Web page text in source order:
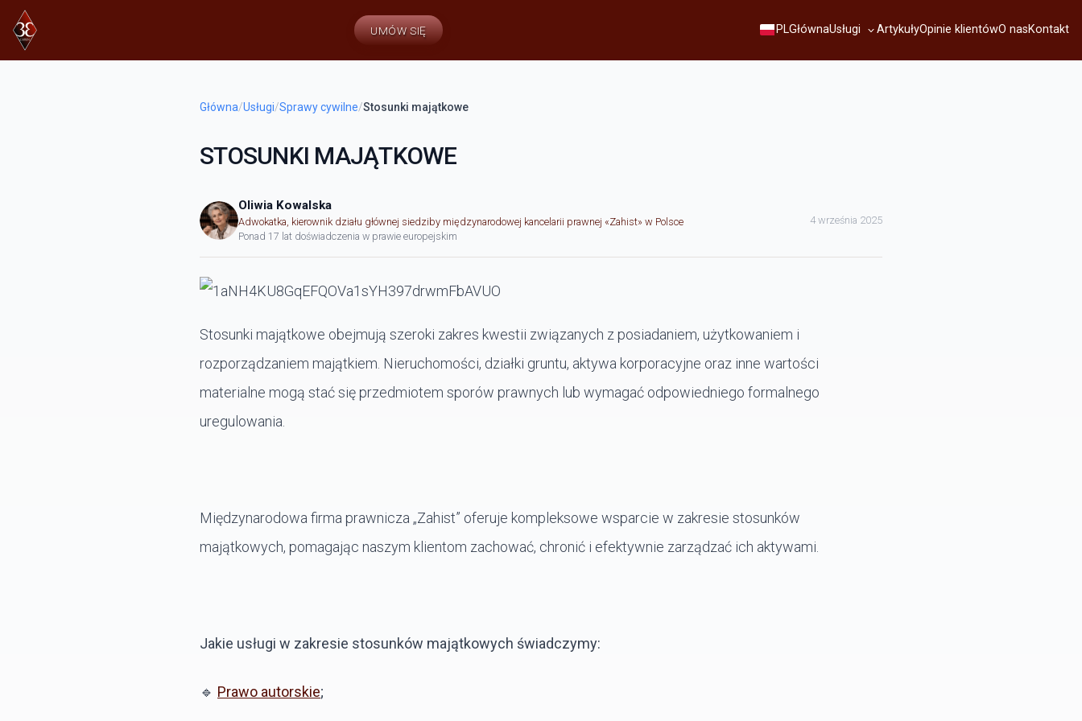
UMÓW SIĘ PLGłównaUsługi ArtykułyOpinie klientówO nasKontakt
Główna/Usługi/Sprawy cywilne/Stosunki majątkowe
STOSUNKI MAJĄTKOWE
Oliwia Kowalska
Adwokatka, kierownik działu głównej siedziby międzynarodowej kancelarii prawnej «Zahist» w Polsce
Ponad 17 lat doświadczenia w prawie europejskim
4 września 2025
Stosunki majątkowe obejmują szeroki zakres kwestii związanych z posiadaniem, użytkowaniem i
rozporządzaniem majątkiem. Nieruchomości, działki gruntu, aktywa korporacyjne oraz inne wartości
materialne mogą stać się przedmiotem sporów prawnych lub wymagać odpowiedniego formalnego
uregulowania.
Międzynarodowa firma prawnicza „Zahist” oferuje kompleksowe wsparcie w zakresie stosunków
majątkowych, pomagając naszym klientom zachować, chronić i efektywnie zarządzać ich aktywami.
Jakie usługi w zakresie stosunków majątkowych świadczymy:
🔹 Prawo autorskie;